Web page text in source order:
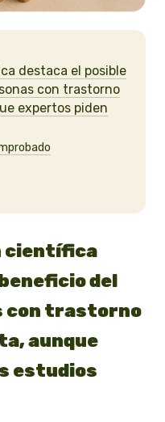
destaca el posible
con trastorno
expertos piden
científica
del
con trastorno
aunque
estudios